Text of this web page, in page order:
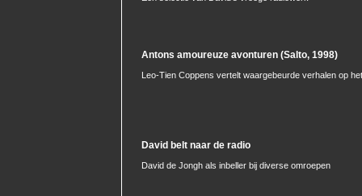
Antons amoureuze avonturen (Salto, 1998)
Leo-Tien Coppens vertelt waargebeurde verhalen op
David belt naar de radio
David de Jongh als inbeller bij diverse omroepen